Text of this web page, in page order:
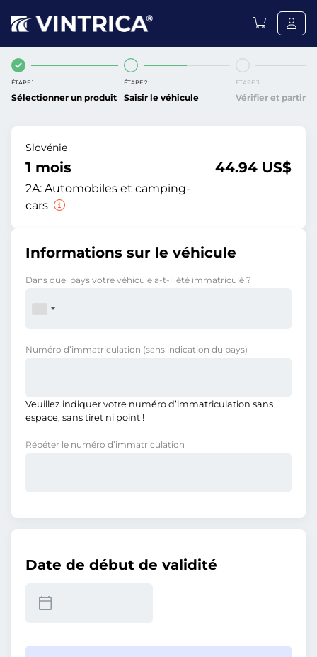
ÉTAPE 1
Sélectionner un produit
ÉTAPE 2
Saisir le véhicule
ÉTAPE 3
Vérifier et partir
Slovénie
1 mois
2A: Automobiles et camping-
cars
44.94 US$
Informations sur le véhicule
Dans quel pays votre véhicule a-t-il été immatriculé ?
Numéro d’immatriculation (sans indication du pays)
Veuillez indiquer votre numéro d’immatriculation sans
espace, sans tiret ni point !
Répéter le numéro d’immatriculation
Date de début de validité